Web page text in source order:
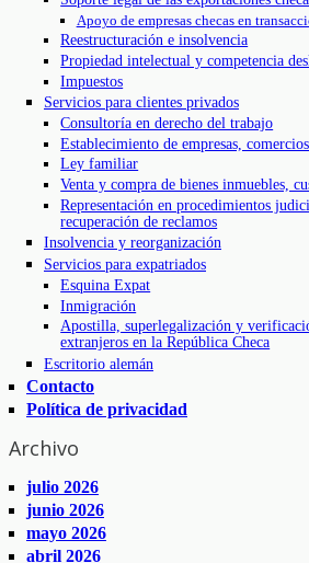
Apoyo de empresas checas en
Reestructuración e insolvencia
Propiedad intelectual y competencia
Impuestos
Servicios para clientes privados
Consultoría en derecho del trabajo
Establecimiento de empresas,
Ley familiar
Venta y compra de bienes inmuebles,
Representación en procedimientos
recuperación de reclamos
Insolvencia y reorganización
Servicios para expatriados
Esquina Expat
Inmigración
Apostilla, superlegalización y
extranjeros en la República Checa
Escritorio alemán
Contacto
Política de privacidad
Archivo
julio 2026
junio 2026
mayo 2026
abril 2026